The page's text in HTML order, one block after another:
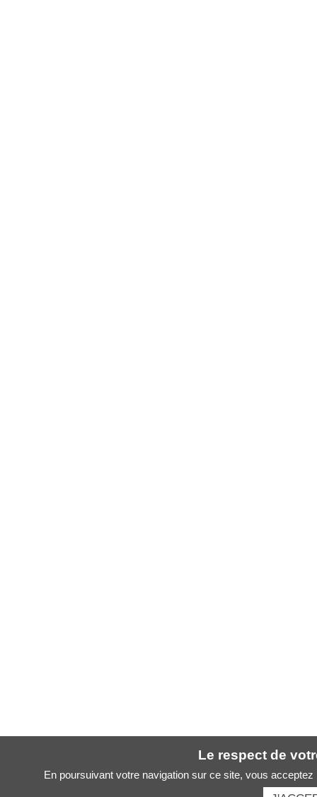
Le respect de
En poursuivant votre navigation sur ce site, vous